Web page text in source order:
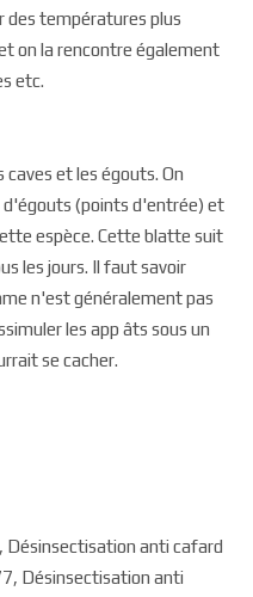
des températures plus
on la rencontre également
etc.
et les égouts. On
d'égouts (points d'entrée) et
espèce. Cette blatte suit
les jours. Il faut savoir
n'est généralement pas
les app âts sous un
se cacher.
Désinsectisation anti cafard
Désinsectisation anti